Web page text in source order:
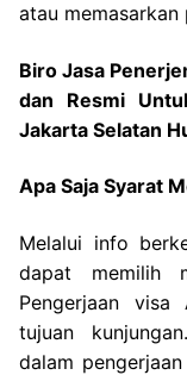
atau
Biro Jasa
dan Resmi
Jakarta Selatan
Apa Saja Syarat
Melalui info
dapat memilih
Pengerjaan
tujuan
dalam